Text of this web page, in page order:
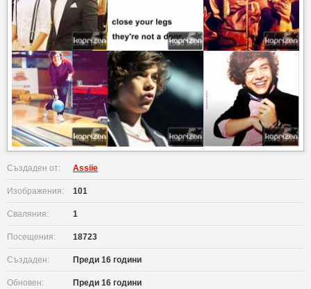
Създаден от: Assiie
Изображения: 101
Сваляния: 1
Посещения: 18723
Създаден: Преди 16 години
Обновен: Преди 16 години